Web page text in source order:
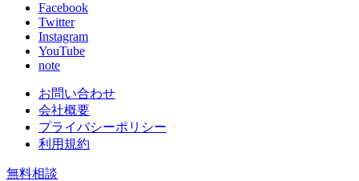
Facebook
Twitter
Instagram
YouTube
note
お問い合わせ
会社概要
プライバシーポリシー
利用規約
無料相談